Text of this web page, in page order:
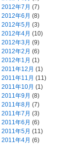
2012年7月 (7)
2012年6月 (8)
2012年5月 (3)
2012年4月 (10)
2012年3月 (9)
2012年2月 (6)
2012年1月 (1)
2011年12月 (1)
2011年11月 (11)
2011年10月 (1)
2011年9月 (8)
2011年8月 (7)
2011年7月 (3)
2011年6月 (6)
2011年5月 (11)
2011年4月 (6)